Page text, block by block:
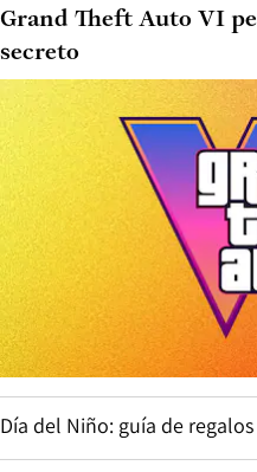
Grand Theft Auto VI
secreto
Día del Niño: guía de